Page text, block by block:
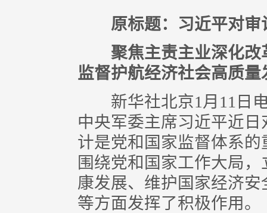
原标题：习近平对
聚焦主责主业深化
监督护航经济社会高质量
新华社北京1月11日
中央军委主席习近平近
计是党和国家监督体系
围绕党和国家工作大局
康发展、维护国家经济
等方面发挥了积极作用。